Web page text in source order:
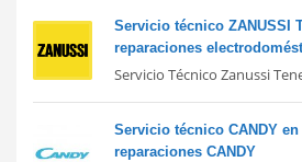
Servicio técnico ZANUSSI
reparaciones
Servicio Técnico Zanussi
Servicio técnico CANDY en
reparaciones CANDY